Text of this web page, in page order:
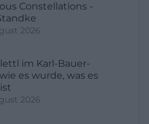
Constellations -
2026
im Karl-Bauer-
es wurde, was es
2026